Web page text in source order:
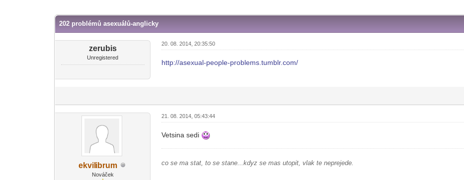
202 problémů asexuálů-anglicky
zerubis
Unregistered
20. 08. 2014, 20:35:50
http://asexual-people-problems.tumblr.com/
ekvil ibrum
Nováček
21. 08. 2014, 05:43:44
Vetsina sedi
co se ma stat, to se stane...kdyz se mas utopit, vlak te neprejede.